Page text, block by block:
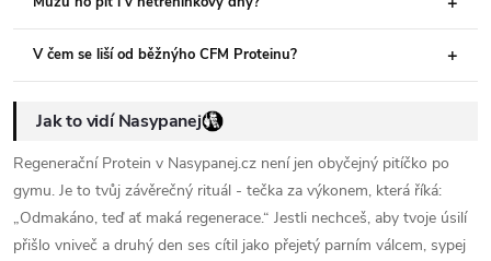
V čem se liší od běžnýho CFM Proteinu?
Jak to vidí Nasypanej
Regenerační Protein v Nasypanej.cz není jen obyčejný pitíčko po
gymu. Je to tvůj závěrečný rituál - tečka za výkonem, která říká:
„Odmakáno, teď ať maká regenerace.“ Jestli nechceš, aby tvoje úsilí
přišlo vniveč a druhý den ses cítil jako přejetý parním válcem, sypej